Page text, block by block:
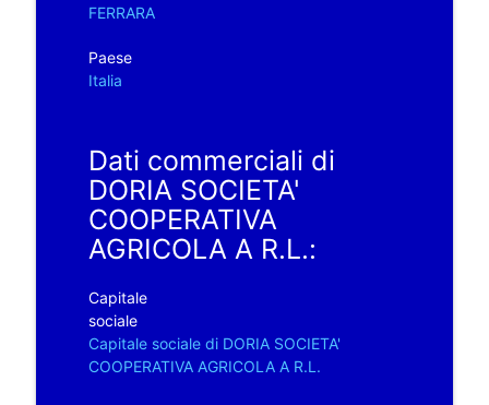
FERRARA
Paese
Italia
Dati commerciali di
DORIA SOCIETA'
COOPERATIVA
AGRICOLA A R.L.:
Capitale
sociale
Capitale sociale di DORIA SOCIETA'
COOPERATIVA AGRICOLA A R.L.